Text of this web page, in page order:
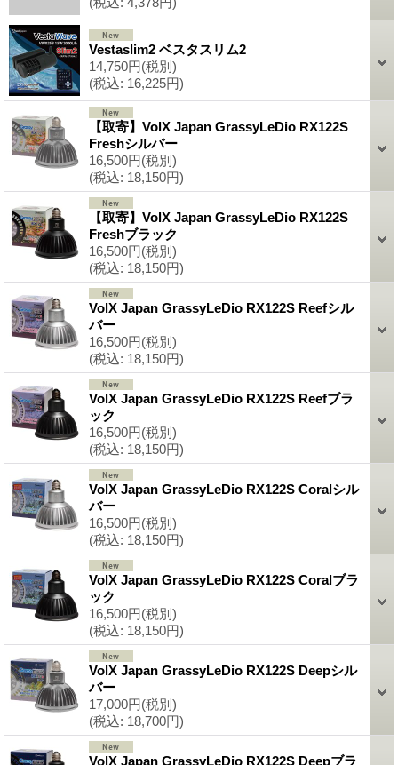
Vestaslim2 ベスタスリム2
14,750円(税別)
(税込: 16,225円)
【取寄】VolX Japan GrassyLeDio RX122S
Freshシルバー
16,500円(税別)
(税込: 18,150円)
【取寄】VolX Japan GrassyLeDio RX122S
Freshブラック
16,500円(税別)
(税込: 18,150円)
VolX Japan GrassyLeDio RX122S Reefシル
バー
16,500円(税別)
(税込: 18,150円)
VolX Japan GrassyLeDio RX122S Reefブラ
ック
16,500円(税別)
(税込: 18,150円)
VolX Japan GrassyLeDio RX122S Coralシル
バー
16,500円(税別)
(税込: 18,150円)
VolX Japan GrassyLeDio RX122S Coralブラ
ック
16,500円(税別)
(税込: 18,150円)
VolX Japan GrassyLeDio RX122S Deepシル
バー
17,000円(税別)
(税込: 18,700円)
VolX Japan GrassyLeDio RX122S Deepブラ